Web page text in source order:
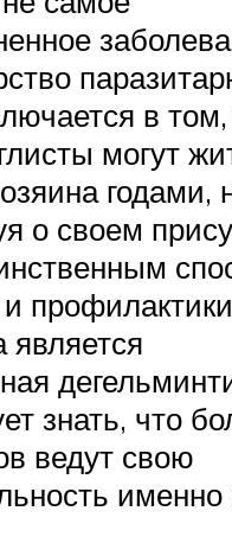
в
могут
годами,
о своем
профилактики
является
знать, что
ведут свою